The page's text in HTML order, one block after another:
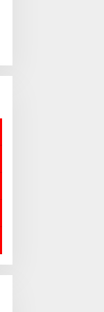
IHSG